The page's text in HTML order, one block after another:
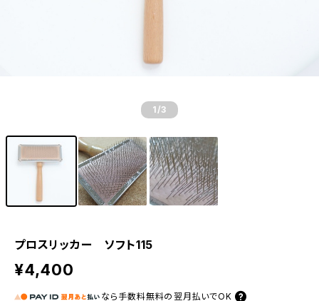
1 /3
プロスリッカー ソフト115
¥4,400
なら 手数料無料の 翌月払いでOK